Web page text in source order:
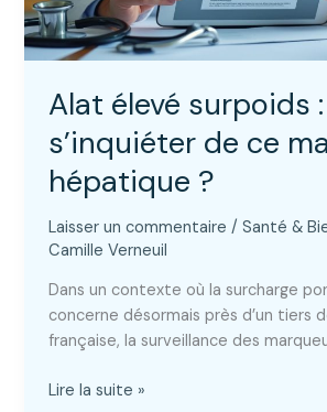
Alat élevé surpoids
s’inquiéter de ce
hépatique ?
Laisser un commentaire /Santé &
Camille Verneuil
Dans un contexte où la surcharge
concerne désormais près d’un tiers
française, la surveillance des
Alat
Lire la suite »